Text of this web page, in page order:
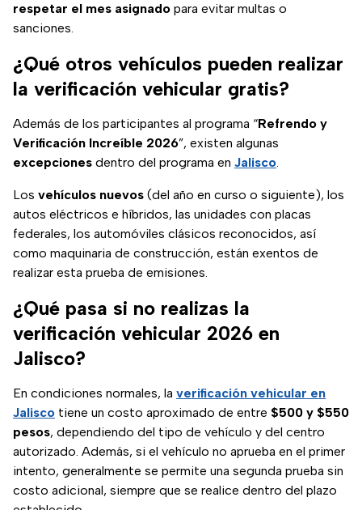
respetar el mes asignado para evitar multas o
sanciones.
¿Qué otros vehículos pueden realizar
la verificación vehicular gratis?
Además de los participantes al programa “Refrendo y
Verificación Increíble 2026”, existen algunas
excepciones dentro del programa en Jalisco.
Los vehículos nuevos (del año en curso o siguiente), los
autos eléctricos e híbridos, las unidades con placas
federales, los automóviles clásicos reconocidos, así
como maquinaria de construcción, están exentos de
realizar esta prueba de emisiones.
¿Qué pasa si no realizas la
verificación vehicular 2026 en
Jalisco?
En condiciones normales, la verificación vehicular en
Jalisco tiene un costo aproximado de entre $500 y $550
pesos, dependiendo del tipo de vehículo y del centro
autorizado. Además, si el vehículo no aprueba en el primer
intento, generalmente se permite una segunda prueba sin
costo adicional, siempre que se realice dentro del plazo